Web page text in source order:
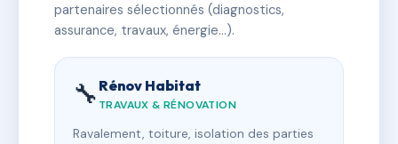
partenaires sélectionnés (diagnostics,
assurance, travaux, énergie…).
🔧 Rénov Habitat
TRAVAUX & RÉNOVATION
Ravalement, toiture, isolation des parties